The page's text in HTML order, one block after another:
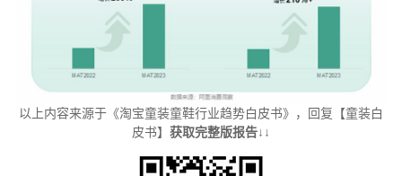
以上内容来源于《淘宝童装童鞋行业趋势白皮书》，回复【童装白
皮书】 获取完整版报告↓↓